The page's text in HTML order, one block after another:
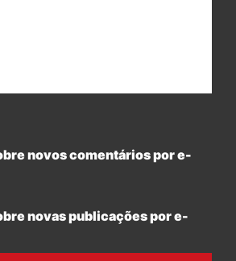
novos comentários por e-
novas publicações por e-